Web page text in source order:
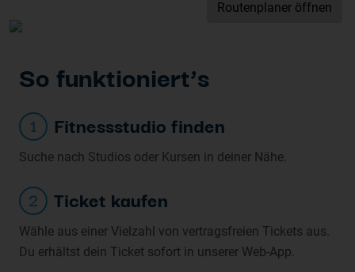
Routenplaner öffnen
So funktioniert’s
1 Fitnessstudio finden
Suche nach Studios oder Kursen in deiner Nähe.
2 Ticket kaufen
Wähle aus einer Vielzahl von vertragsfreien Tickets aus.
Du erhältst dein Ticket sofort in unserer Web-App.